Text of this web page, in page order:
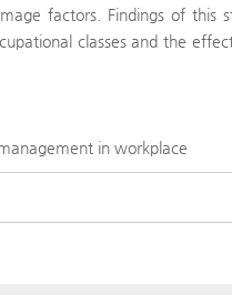
factors. Findings of this
classes and the
in workplace